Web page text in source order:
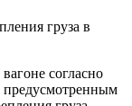
груза в
согласно